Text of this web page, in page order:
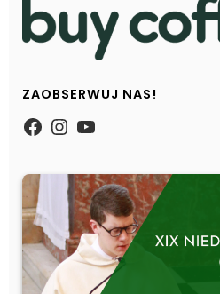
ZAOBSERWUJ NAS!
https://
Instagram
YouTube